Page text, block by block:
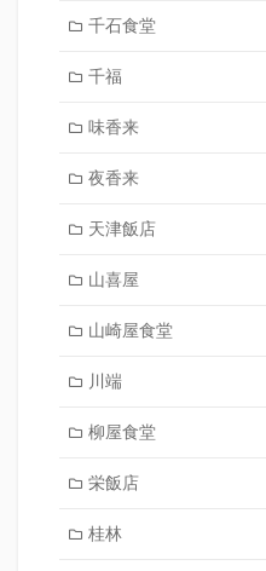
千石食堂
千福
味香来
夜香来
天津飯店
山喜屋
山崎屋食堂
川端
柳屋食堂
栄飯店
桂林